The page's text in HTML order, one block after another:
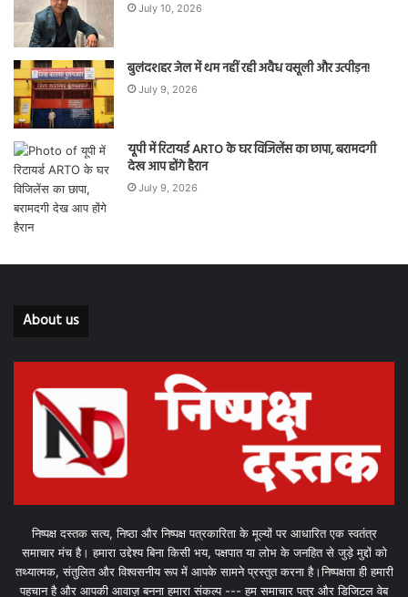
July 10, 2026
बुलंदशहर जेल में थम नहीं रही अवैध वसूली और उत्पीड़न!
July 9, 2026
यूपी में रिटायर्ड ARTO के घर विजिलेंस का छापा, बरामदगी
देख आप होंगे हैरान
July 9, 2026
About us
निष्पक्ष दस्तक सत्य, निष्ठा और निष्पक्ष पत्रकारिता के मूल्यों पर आधारित एक स्वतंत्र
समाचार मंच है। हमारा उद्देश्य बिना किसी भय, पक्षपात या लोभ के जनहित से जुड़े मुद्दों को
तथ्यात्मक, संतुलित और विश्वसनीय रूप में आपके सामने प्रस्तुत करना है।निष्पक्षता ही हमारी
पहचान है और आपकी आवाज़ बनना हमारा संकल्प --- हम समाचार पत्र और डिजिटल वेब